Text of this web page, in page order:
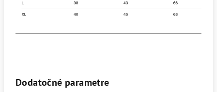
Dodatočné parametre